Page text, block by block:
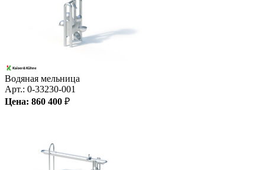
Водяная мельница
Арт.: 0-33230-001
Цена: 860 400 ₽